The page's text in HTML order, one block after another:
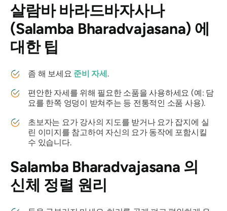
살람바 바라드바자사나
(Salamba Bharadvajasana) 에
대한 팁
좀 해 보세요 준비 자세.
편안한 자세를 위해 필요한 소품을 사용하세요 (예: 담
요를 한쪽 엉덩이 받쳐주는 등 전통적인 소품 사용).
초보자는 요가 강사의 지도를 받거나 요가 잡지에 실
린 이미지를 참고하여 자신의 요가 동작에 포함시킬
수 있습니다.
Salamba Bharadvajasana 의
신체 정렬 원리